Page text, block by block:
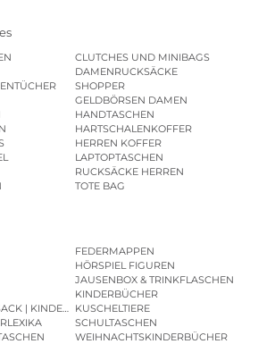
CLUTCHES UND MINIBAGS
DAMENRUCKSÄCKE
SHOPPER
GELDBÖRSEN DAMEN
HANDTASCHEN
HARTSCHALENKOFFER
HERREN KOFFER
LAPTOPTASCHEN
RUCKSÄCKE HERREN
TOTE BAG
FEDERMAPPEN
HÖRSPIEL FIGUREN
JAUSENBOX & TRINKFLASCHEN
KINDERBÜCHER
| KINDERGARTENBEUTEL
KUSCHELTIERE
SCHULTASCHEN
WEIHNACHTSKINDERBÜCHER